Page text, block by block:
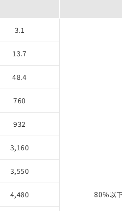
3.1
80％以
13.7
48.4
760
932
3,160
3,550
4,480